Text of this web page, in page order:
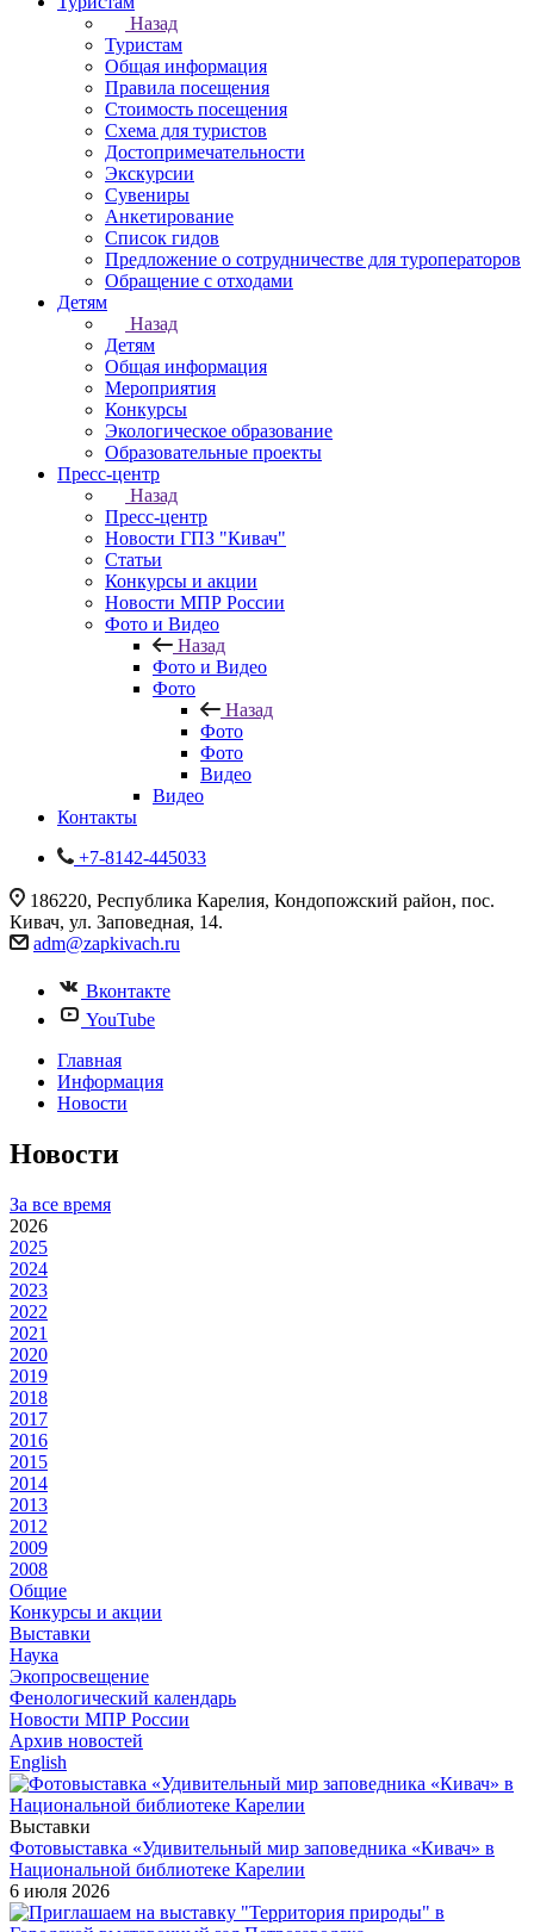
Назад
Туристам
Общая информация
Правила посещения
Стоимость посещения
Схема для туристов
Достопримечательности
Экскурсии
Сувениры
Анкетирование
Список гидов
Предложение о сотрудничестве для туроператоров
Обращение с отходами
Детям
Назад
Детям
Общая информация
Мероприятия
Конкурсы
Экологическое образование
Образовательные проекты
Пресс-центр
Назад
Пресс-центр
Новости ГПЗ "Кивач"
Статьи
Конкурсы и акции
Новости МПР России
Фото и Видео
Назад
Фото и Видео
Фото
Назад
Фото
Фото
Видео
Видео
Контакты
+7-8142-445033
186220, Республика Карелия, Кондопожский район, пос.
Кивач, ул. Заповедная, 14.
adm@zapkivach.ru
Вконтакте
YouTube
Главная
Информация
Новости
Новости
За все время
2026
2025
2024
2023
2022
2021
2020
2019
2018
2017
2016
2015
2014
2013
2012
2009
2008
Общие
Конкурсы и акции
Выставки
Наука
Экопросвещение
Фенологический календарь
Новости МПР России
Архив новостей
English
Выставки
Фотовыставка «Удивительный мир заповедника «Кивач» в
Национальной библиотеке Карелии
6 июля 2026